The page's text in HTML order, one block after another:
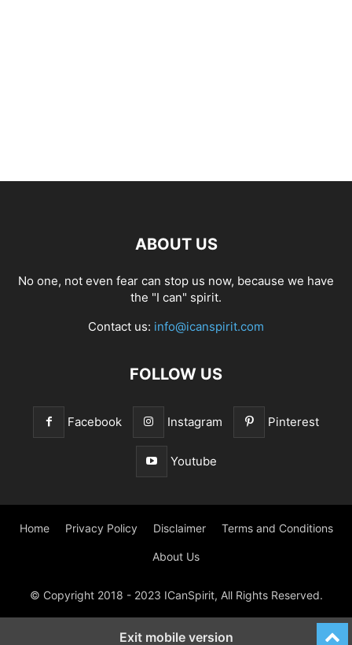
ABOUT US
No one, not even fear can stop us now, because we have
the "I can" spirit.
Contact us: info@icanspirit.com
FOLLOW US
Facebook Instagram Pinterest
Youtube
Home Privacy Policy Disclaimer Terms and Conditions
About Us
© Copyright 2018 - 2023 ICanSpirit, All Rights Reserved.
Exit mobile version